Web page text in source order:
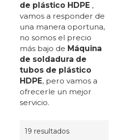
de plástico HDPE ,
vamos a responder de
una manera oportuna,
no somos el precio
más bajo de Máquina
de soldadura de
tubos de plástico
HDPE, pero vamos a
ofrecerle un mejor
servicio.
19 resultados